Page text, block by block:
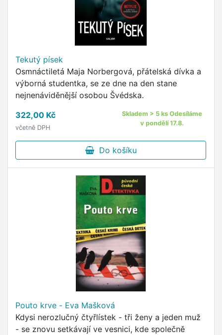
Tekutý písek
Osmnáctiletá Maja Norbergová, přátelská dívka a
výborná studentka, se ze dne na den stane
nejnenáviděnější osobou Švédska.
322,00 Kč
včetně DPH
Skladem > 5 ks Odesíláme
v pondělí 17.8.
Do košíku
Pouto krve - Eva Mašková
Kdysi nerozlučný čtyřlístek - tři ženy a jeden muž
- se znovu setkávají ve vesnici, kde společně